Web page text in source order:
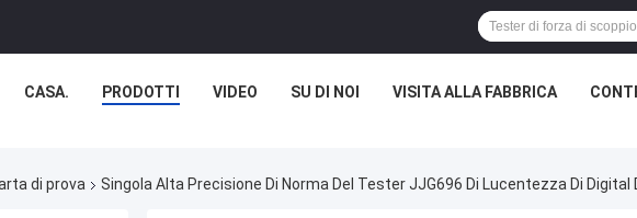
CASA. PRODOTTI VIDEO SU DI NOI VISITA ALLA FABBRICA
di prova Singola Alta Precisione Di Norma Del Tester JJG696 Di Lucentezza Di